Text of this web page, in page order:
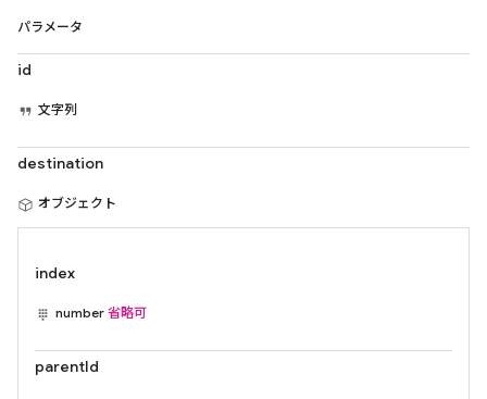
パラメータ
id
文字列
destination
オブジェクト
index
number 省略可
parentId